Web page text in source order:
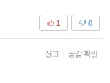
0
1
신고 공감 확인